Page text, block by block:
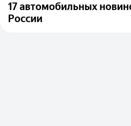
17 автомобильных
России